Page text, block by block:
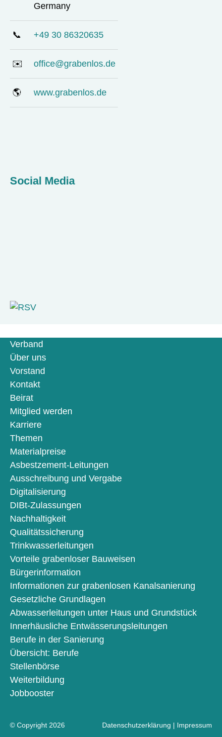
Germany
📞 +49 30 86320635
✉️ office@grabenlos.de
🌎 www.grabenlos.de
Social Media
Verband
Über uns
Vorstand
Kontakt
Beirat
Mitglied werden
Karriere
Themen
Materialpreise
Asbestzement-Leitungen
Ausschreibung und Vergabe
Digitalisierung
DIBt-Zulassungen
Nachhaltigkeit
Qualitätssicherung
Trinkwasserleitungen
Vorteile grabenloser Bauweisen
Bürgerinformation
Informationen zur grabenlosen Kanalsanierung
Gesetzliche Grundlagen
Abwasserleitungen unter Haus und Grundstück
Innerhäusliche Entwässerungsleitungen
Berufe in der Sanierung
Übersicht: Berufe
Stellenbörse
Weiterbildung
Jobbooster
© Copyright 2026 Datenschutzerklärung Impressum